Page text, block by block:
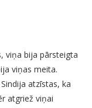
viņa bija pārsteigta
viņas meita.
atzīstas, ka
atgriež viņai